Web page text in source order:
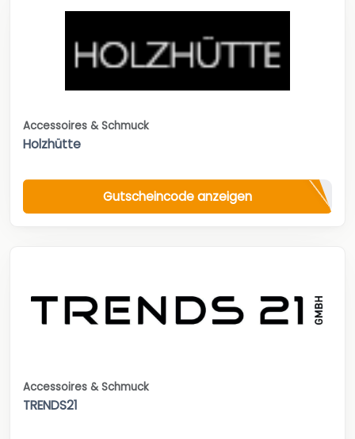
Accessoires & Schmuck
Holzhütte
Gutscheincode anzeigen
Accessoires & Schmuck
TRENDS21